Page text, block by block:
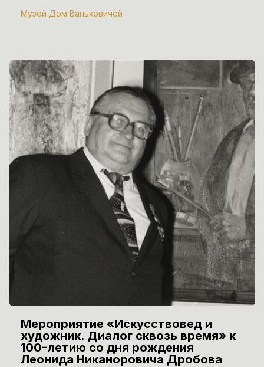
Музей Дом Ваньковичей
Мероприятие «Искусствовед и
художник. Диалог сквозь время» к
100-летию со дня рождения
Леонида Никаноровича Дробова